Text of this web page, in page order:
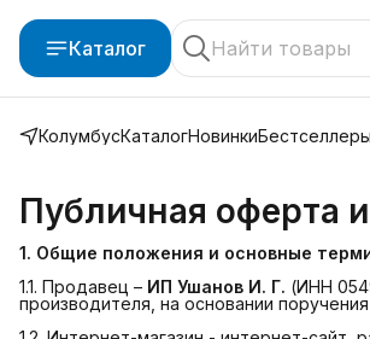
Каталог
КолумбусКаталогНовинкиБестселлеры
Публичная оферта
1. Общие положения и основные
1.1. Продавец – ИП Ушанов И. Г. (ИНН
производителя, на основании поручения